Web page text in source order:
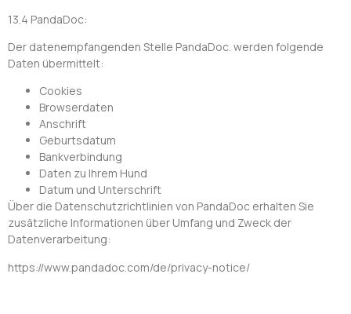
13.4 PandaDoc:
Der datenempfangenden Stelle PandaDoc. werden folgende
Daten übermittelt:
Cookies
Browserdaten
Anschrift
Geburtsdatum
Bankverbindung
Daten zu Ihrem Hund
Datum und Unterschrift
Über die Datenschutzrichtlinien von PandaDoc erhalten Sie
zusätzliche Informationen über Umfang und Zweck der
Datenverarbeitung:
https://www.pandadoc.com/de/privacy-notice/